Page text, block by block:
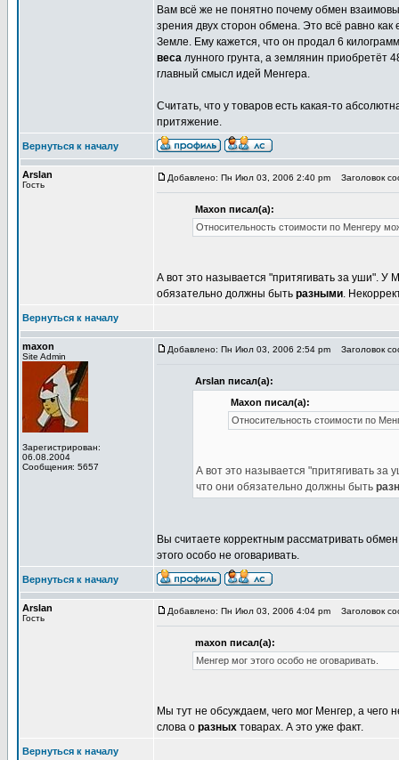
Вам всё же не понятно почему обмен
зрения двух сторон обмена. Это всё равно
Земле. Ему кажется, что он продал 6
веса лунного грунта, а землянин приобретёт
главный смысл идей Менгера.
Считать, что у товаров есть какая-то
притяжение.
Вернуться к началу
Arslan
Гость
Добавлено: Пн Июл 03, 2006 2:40 pm Заголовок
Maxon писал(а):
Относительность стоимости по Менгеру
А вот это называется "притягивать за уши". У
обязательно должны быть разными.
Вернуться к началу
maxon
Site Admin
Зарегистрирован:
06.08.2004
Сообщения: 5657
Добавлено: Пн Июл 03, 2006 2:54 pm Заголовок
Arslan писал(а):
Maxon писал(а):
Относительность стоимости по
А вот это называется "притягивать за
что они обязательно должны быть
Вы считаете корректным рассматривать
этого особо не оговаривать.
Вернуться к началу
Arslan
Гость
Добавлено: Пн Июл 03, 2006 4:04 pm Заголовок
maxon писал(а):
Менгер мог этого особо не оговаривать.
Мы тут не обсуждаем, чего мог Менгер, а
слова о разных товарах. А это уже факт.
Вернуться к началу